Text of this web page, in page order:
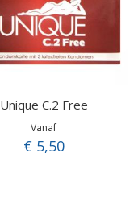
Unique C.2 Free
Vanaf
€ 5,50